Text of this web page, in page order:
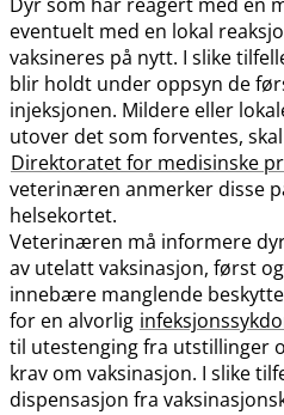
eventuelt med en lokal
vaksineres på nytt. I slike
blir holdt under oppsyn de
injeksjonen. Mildere eller
utover det som forventes,
Direktoratet for medisinske
veterinæren anmerker disse
helsekortet.
Veterinæren må informere
av utelatt vaksinasjon, først
innebære manglende
for en alvorlig
til utestenging fra utstillinger
krav om vaksinasjon. I slike
dispensasjon fra